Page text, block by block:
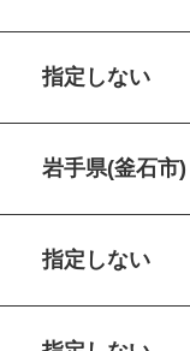
指定しない
岩手県(釜石市)
指定しない